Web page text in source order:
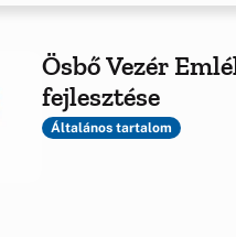
Ösbő Vezér
fejlesztése
Általános tartalom